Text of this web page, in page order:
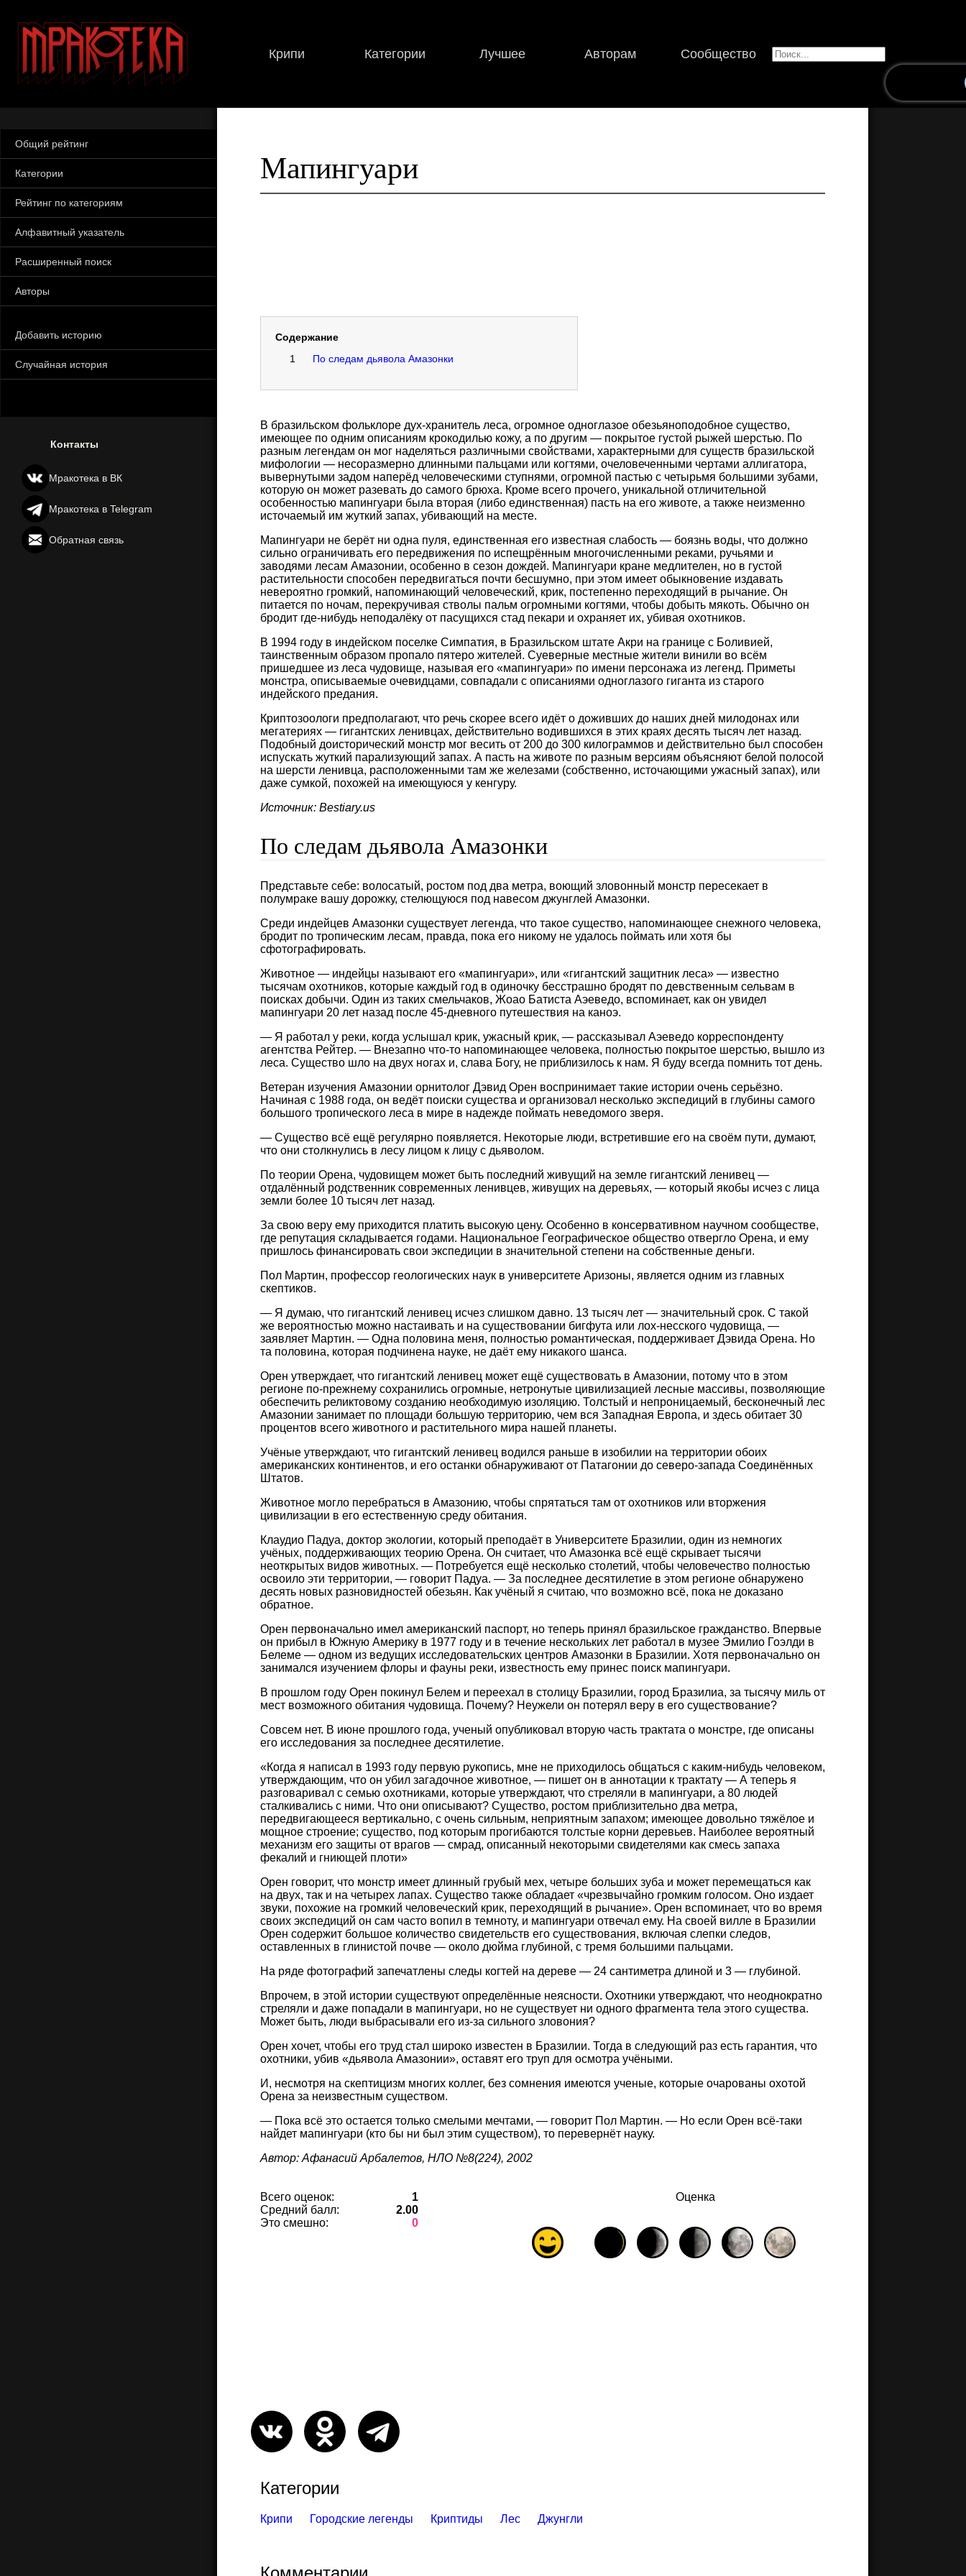
Крипи Категории Лучшее Авторам Сообщество
Общий рейтинг
Категории
Рейтинг по категориям
Алфавитный указатель
Расширенный поиск
Авторы
Добавить историю
Случайная история
Контакты
Мракотека в ВК
Мракотека в Telegram
Обратная связь
Мапингуари
Содержание
1
По следам дьявола Амазонки
В бразильском фольклоре дух-хранитель леса, огромное одноглазое обезьяноподобное существо,
имеющее по одним описаниям крокодилью кожу, а по другим — покрытое густой рыжей шерстью. По
разным легендам он мог наделяться различными свойствами, характерными для существ бразильской
мифологии — несоразмерно длинными пальцами или когтями, очеловеченными чертами аллигатора,
вывернутыми задом наперёд человеческими ступнями, огромной пастью с четырьмя большими зубами,
которую он может разевать до самого брюха. Кроме всего прочего, уникальной отличительной
особенностью мапингуари была вторая (либо единственная) пасть на его животе, а также неизменно
источаемый им жуткий запах, убивающий на месте. ​‌‌​‌‌​ ​‌​‌‌‌‌ ​​​‌​‌ ​​‌​‌​ ​‌​​​‌ ​​‌‌‌​ ​​‌​‌‌ ​​‌‌‌​ ​‌​​​‌ ​​‌‌‌​ ​​‌​​‌ ​​‌‌​​ ​‌​​​‌ ​​‌​​‌ ​​‌​​‌ ​‌​​‌‌ ​‌​‌​‌​ ​‌‌​‌‌​ ​‌‌‌​‌‌ ​​‌‌‌‌
Мапингуари не берёт ни одна пуля, единственная его известная слабость — боязнь воды, что должно
сильно ограничивать его передвижения по испещрённым многочисленными реками, ручьями и
заводями лесам Амазонии, особенно в сезон дождей. Мапингуари кране медлителен, но в густой
растительности способен передвигаться почти бесшумно, при этом имеет обыкновение издавать
невероятно громкий, напоминающий человеческий, крик, постепенно переходящий в рычание. Он
питается по ночам, перекручивая стволы пальм огромными когтями, чтобы добыть мякоть. Обычно он
бродит где-нибудь неподалёку от пасущихся стад пекари и охраняет их, убивая охотников.​‌‌​‌‌​ ​‌​‌‌‌‌ ​​​‌​‌ ​​‌​‌​ ​‌​​​‌ ​​‌‌‌​ ​​‌​‌‌ ​​‌‌‌​ ​‌​​​‌ ​​‌‌‌​ ​​‌​​‌ ​​‌‌​​ ​‌​​​‌ ​​‌​​‌ ​​‌​​‌ ​‌​​‌‌ ​‌​‌​‌​ ​‌‌​‌‌​ ​‌‌‌​‌‌ ​​‌‌‌‌
В 1994 году в индейском поселке Симпатия, в Бразильском штате Акри на границе с Боливией,
таинственным образом пропало пятеро жителей. Суеверные местные жители винили во всём
пришедшее из леса чудовище, называя его «мапингуари» по имени персонажа из легенд. Приметы
монстра, описываемые очевидцами, совпадали с описаниями одноглазого гиганта из старого
индейского предания.​‌‌​‌‌​ ​‌​‌‌‌‌ ​​​‌​‌ ​​‌​‌​ ​‌​​​‌ ​​‌‌‌​ ​​‌​‌‌ ​​‌‌‌​ ​‌​​​‌ ​​‌‌‌​ ​​‌​​‌ ​​‌‌​​ ​‌​​​‌ ​​‌​​‌ ​​‌​​‌ ​‌​​‌‌ ​‌​‌​‌​ ​‌‌​‌‌​ ​‌‌‌​‌‌ ​​‌‌‌‌
Криптозоологи предполагают, что речь скорее всего идёт о доживших до наших дней милодонах или
мегатериях — гигантских ленивцах, действительно водившихся в этих краях десять тысяч лет назад.
Подобный доисторический монстр мог весить от 200 до 300 килограммов и действительно был способен
испускать жуткий парализующий запах. А пасть на животе по разным версиям объясняют белой полосой
на шерсти ленивца, расположенными там же железами (собственно, источающими ужасный запах), или
даже сумкой, похожей на имеющуюся у кенгуру.​‌‌​‌‌​ ​‌​‌‌‌‌ ​​​‌​‌ ​​‌​‌​ ​‌​​​‌ ​​‌‌‌​ ​​‌​‌‌ ​​‌‌‌​ ​‌​​​‌ ​​‌‌‌​ ​​‌​​‌ ​​‌‌​​ ​‌​​​‌ ​​‌​​‌ ​​‌​​‌ ​‌​​‌‌ ​‌​‌​‌​ ​‌‌​‌‌​ ​‌‌‌​‌‌ ​​‌‌‌‌
Источник: Bestiary.us‌‌‌‌
По следам дьявола Амазонки
Представьте себе: волосатый, ростом под два метра, воющий зловонный монстр пересекает в
полумраке вашу дорожку, стелющуюся под навесом джунглей Амазонки.
Среди индейцев Амазонки существует легенда, что такое существо, напоминающее снежного человека,
бродит по тропическим лесам, правда, пока его никому не удалось поймать или хотя бы
сфотографировать.
Животное — индейцы называют его «мапингуари», или «гигантский защитник леса» — известно
тысячам охотников, которые каждый год в одиночку бесстрашно бродят по девственным сельвам в
поисках добычи. Один из таких смельчаков, Жоао Батиста Аэеведо, вспоминает, как он увидел
мапингуари 20 лет назад после 45-дневного путешествия на каноэ.
— Я работал у реки, когда услышал крик, ужасный крик, — рассказывал Аэеведо корреспонденту
агентства Рейтер. — Внезапно что-то напоминающее человека, полностью покрытое шерстью, вышло из
леса. Существо шло на двух ногах и, слава Богу, не приблизилось к нам. Я буду всегда помнить тот день.
Ветеран изучения Амазонии орнитолог Дэвид Орен воспринимает такие истории очень серьёзно.
Начиная с 1988 года, он ведёт поиски существа и организовал несколько экспедиций в глубины самого
большого тропического леса в мире в надежде поймать неведомого зверя.
— Существо всё ещё регулярно появляется. Некоторые люди, встретившие его на своём пути, думают,
что они столкнулись в лесу лицом к лицу с дьяволом.
По теории Орена, чудовищем может быть последний живущий на земле гигантский ленивец —
отдалённый родственник современных ленивцев, живущих на деревьях, — который якобы исчез с лица
земли более 10 тысяч лет назад.
За свою веру ему приходится платить высокую цену. Особенно в консервативном научном сообществе,
где репутация складывается годами. Национальное Географическое общество отвергло Орена, и ему
пришлось финансировать свои экспедиции в значительной степени на собственные деньги.
Пол Мартин, профессор геологических наук в университете Аризоны, является одним из главных
скептиков.
— Я думаю, что гигантский ленивец исчез слишком давно. 13 тысяч лет — значительный срок. С такой
же вероятностью можно настаивать и на существовании бигфута или лох-несского чудовища, —
заявляет Мартин. — Одна половина меня, полностью романтическая, поддерживает Дэвида Орена. Но
та половина, которая подчинена науке, не даёт ему никакого шанса.
Орен утверждает, что гигантский ленивец может ещё существовать в Амазонии, потому что в этом
регионе по-прежнему сохранились огромные, нетронутые цивилизацией лесные массивы, позволяющие
обеспечить реликтовому созданию необходимую изоляцию. Толстый и непроницаемый, бесконечный лес
Амазонии занимает по площади большую территорию, чем вся Западная Европа, и здесь обитает 30
процентов всего животного и растительного мира нашей планеты.
Учёные утверждают, что гигантский ленивец водился раньше в изобилии на территории обоих
американских континентов, и его останки обнаруживают от Патагонии до северо-запада Соединённых
Штатов.
Животное могло перебраться в Амазонию, чтобы спрятаться там от охотников или вторжения
цивилизации в его естественную среду обитания.
Клаудио Падуа, доктор экологии, который преподаёт в Университете Бразилии, один из немногих
учёных, поддерживающих теорию Орена. Он считает, что Амазонка всё ещё скрывает тысячи
неоткрытых видов животных. — Потребуется ещё несколько столетий, чтобы человечество полностью
освоило эти территории, — говорит Падуа. — За последнее десятилетие в этом регионе обнаружено
десять новых разновидностей обезьян. Как учёный я считаю, что возможно всё, пока не доказано
обратное.
Орен первоначально имел американский паспорт, но теперь принял бразильское гражданство. Впервые
он прибыл в Южную Америку в 1977 году и в течение нескольких лет работал в музее Эмилио Гоэлди в
Белеме — одном из ведущих исследовательских центров Амазонки в Бразилии. Хотя первоначально он
занимался изучением флоры и фауны реки, известность ему принес поиск мапингуари.
В прошлом году Орен покинул Белем и переехал в столицу Бразилии, город Бразилиа, за тысячу миль от
мест возможного обитания чудовища. Почему? Неужели он потерял веру в его существование?
Совсем нет. В июне прошлого года, ученый опубликовал вторую часть трактата о монстре, где описаны
его исследования за последнее десятилетие.
«Когда я написал в 1993 году первую рукопись, мне не приходилось общаться с каким-нибудь человеком,
утверждающим, что он убил загадочное животное, — пишет он в аннотации к трактату — А теперь я
разговаривал с семью охотниками, которые утверждают, что стреляли в мапингуари, а 80 людей
сталкивались с ними. Что они описывают? Существо, ростом приблизительно два метра,
передвигающееся вертикально, с очень сильным, неприятным запахом; имеющее довольно тяжёлое и
мощное строение; существо, под которым прогибаются толстые корни деревьев. Наиболее вероятный
механизм его защиты от врагов — смрад, описанный некоторыми свидетелями как смесь запаха
фекалий и гниющей плоти»
Орен говорит, что монстр имеет длинный грубый мех, четыре больших зуба и может перемещаться как
на двух, так и на четырех лапах. Существо также обладает «чрезвычайно громким голосом. Оно издает
звуки, похожие на громкий человеческий крик, переходящий в рычание». Орен вспоминает, что во время
своих экспедиций он сам часто вопил в темноту, и мапингуари отвечал ему. На своей вилле в Бразилии
Орен содержит большое количество свидетельств его существования, включая слепки следов,
оставленных в глинистой почве — около дюйма глубиной, с тремя большими пальцами.
На ряде фотографий запечатлены следы когтей на дереве — 24 сантиметра длиной и 3 — глубиной.
Впрочем, в этой истории существуют определённые неясности. Охотники утверждают, что неоднократно
стреляли и даже попадали в мапингуари, но не существует ни одного фрагмента тела этого существа.
Может быть, люди выбрасывали его из-за сильного зловония?
Орен хочет, чтобы его труд стал широко известен в Бразилии. Тогда в следующий раз есть гарантия, что
охотники, убив «дьявола Амазонии», оставят его труп для осмотра учёными.
И, несмотря на скептицизм многих коллег, без сомнения имеются ученые, которые очарованы охотой
Орена за неизвестным существом.
— Пока всё это остается только смелыми мечтами, — говорит Пол Мартин. — Но если Орен всё-таки
найдет мапингуари (кто бы ни был этим существом), то перевернёт науку.
Автор: Афанасий Арбалетов, НЛО №8(224), 2002
Всего оценок:
1
Средний балл:
2.00
Это смешно:
0
Оценка
Категории
Крипи Городские легенды Криптиды Лес Джунгли